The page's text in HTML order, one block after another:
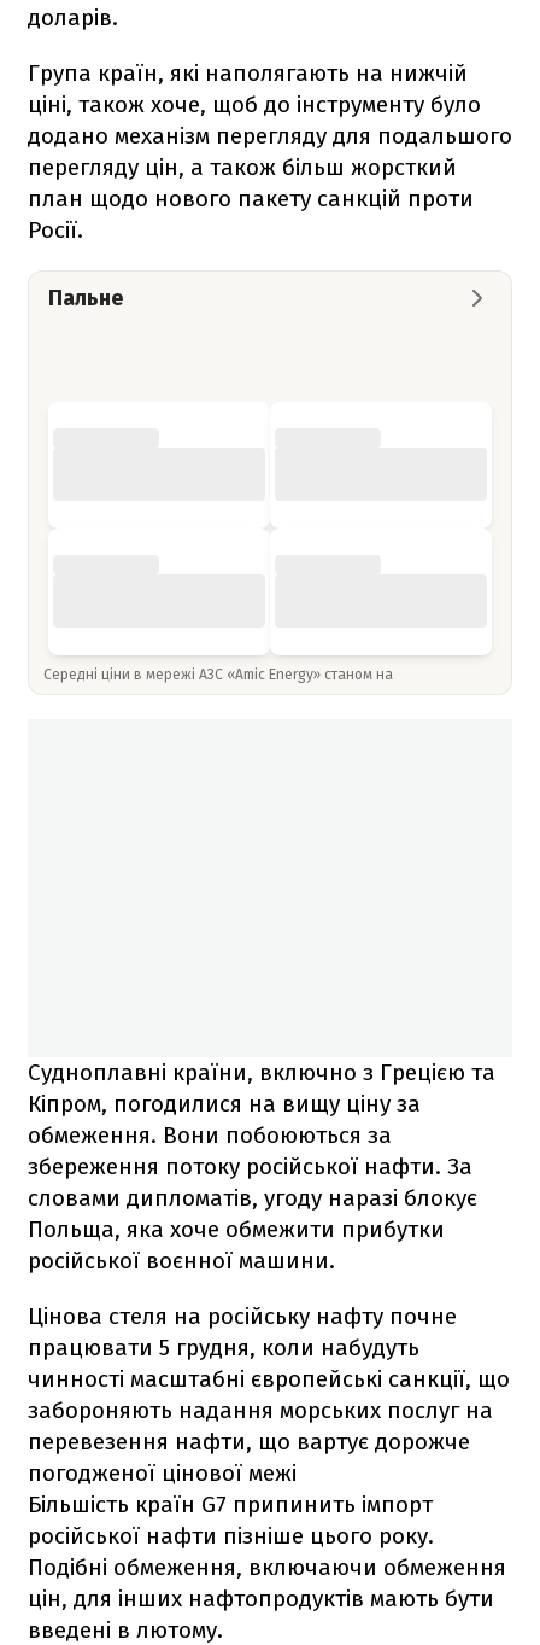
доларів.
Група країн, які наполягають на нижчій
ціні, також хоче, щоб до інструменту було
додано механізм перегляду для подальшого
перегляду цін, а також більш жорсткий
план щодо нового пакету санкцій проти
Росії.
Пальне
Середні ціни в мережі АЗС «Amic Energy» станом на
Судноплавні країни, включно з Грецією та
Кіпром, погодилися на вищу ціну за
обмеження. Вони побоюються за
збереження потоку російської нафти. За
словами дипломатів, угоду наразі блокує
Польща, яка хоче обмежити прибутки
російської воєнної машини.
Цінова стеля на російську нафту почне
працювати 5 грудня, коли набудуть
чинності масштабні європейські санкції, що
забороняють надання морських послуг на
перевезення нафти, що вартує дорожче
погодженої цінової межі
Більшість країн G7 припинить імпорт
російської нафти пізніше цього року.
Подібні обмеження, включаючи обмеження
цін, для інших нафтопродуктів мають бути
введені в лютому.